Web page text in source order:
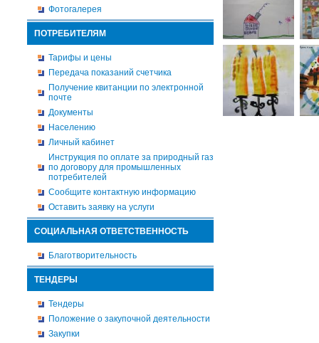
Фотогалерея
ПОТРЕБИТЕЛЯМ
Тарифы и цены
Передача показаний счетчика
Получение квитанции по электронной
почте
Документы
Населению
Личный кабинет
Инструкция по оплате за природный газ
по договору для промышленных
потребителей
Сообщите контактную информацию
Оставить заявку на услуги
СОЦИАЛЬНАЯ ОТВЕТСТВЕННОСТЬ
Благотворительность
ТЕНДЕРЫ
Тендеры
Положение о закупочной деятельности
Закупки